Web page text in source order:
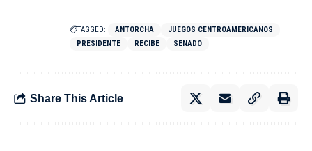
TAGGED: ANTORCHA
JUEGOS CENTROAMERICANOS
PRESIDENTE
RECIBE SENADO
Share This Article